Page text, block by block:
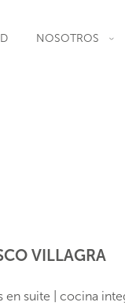
NOSOTROS
VILLAGRA
suite | cocina